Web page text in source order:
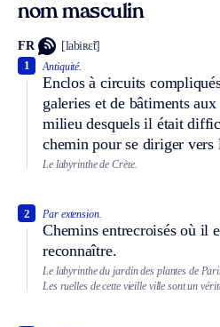
nom masculin
FR [labiʀɛ̃t]
Antiquité.
Enclos à circuits
galeries et de bâtiments
milieu desquels il était
chemin pour se diriger vers
1
Le labyrinthe de Crète.
Par extension.
Chemins entrecroisés où il
reconnaître.
2
Le labyrinthe du jardin des plantes de
Les ruelles de cette vieille ville sont un